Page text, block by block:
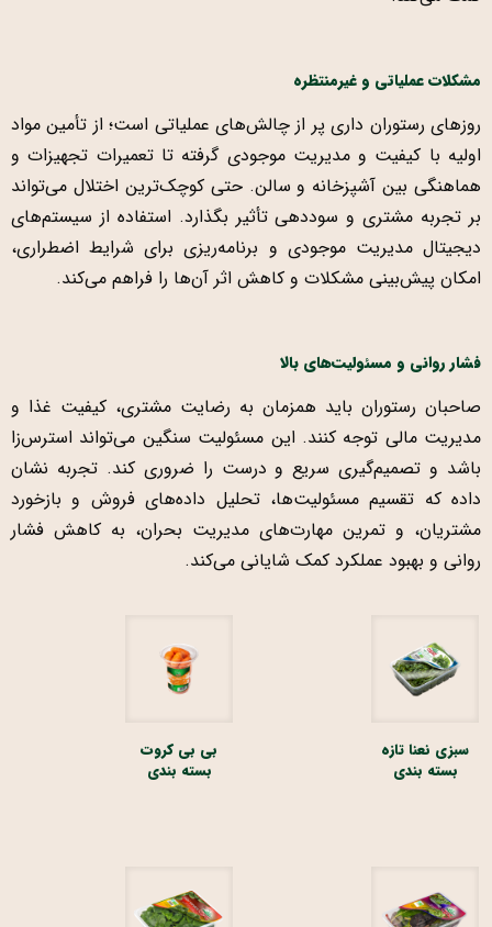
مشکلات عملیاتی و غیرمنتظره
روزهای رستوران داری پر از چالش‌های عملیاتی است؛ از تأمین مواد
اولیه با کیفیت و مدیریت موجودی گرفته تا تعمیرات تجهیزات و
هماهنگی بین آشپزخانه و سالن. حتی کوچک‌ترین اختلال می‌تواند
بر تجربه مشتری و سوددهی تأثیر بگذارد. استفاده از سیستم‌های
دیجیتال مدیریت موجودی و برنامه‌ریزی برای شرایط اضطراری،
امکان پیش‌بینی مشکلات و کاهش اثر آن‌ها را فراهم می‌کند.
فشار روانی و مسئولیت‌های بالا
صاحبان رستوران باید همزمان به رضایت مشتری، کیفیت غذا و
مدیریت مالی توجه کنند. این مسئولیت سنگین می‌تواند استرس‌زا
باشد و تصمیم‌گیری سریع و درست را ضروری کند. تجربه نشان
داده که تقسیم مسئولیت‌ها، تحلیل داده‌های فروش و بازخورد
مشتریان، و تمرین مهارت‌های مدیریت بحران، به کاهش فشار
روانی و بهبود عملکرد کمک شایانی می‌کند.
سبزی نعنا تازه
بسته بندی
بی بی کروت
بسته بندی